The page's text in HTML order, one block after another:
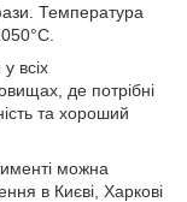
Температура
всіх
де потрібні
та хороший
можна
в Києві, Харкові